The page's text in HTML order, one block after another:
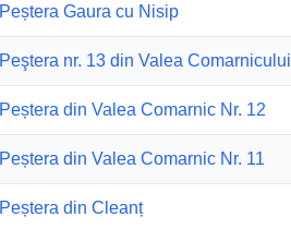
Peștera Gaura cu Nisip
Peştera nr. 13 din Valea Comarnicului
Peștera din Valea Comarnic Nr. 12
Peștera din Valea Comarnic Nr. 11
Peștera din Cleanț